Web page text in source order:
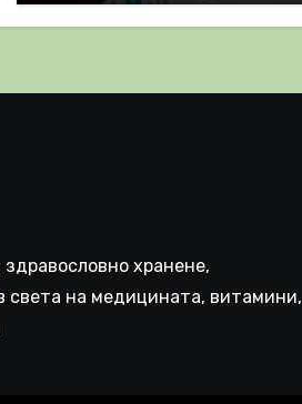
като призна, че те
хранене,
света на медицината, витамини,